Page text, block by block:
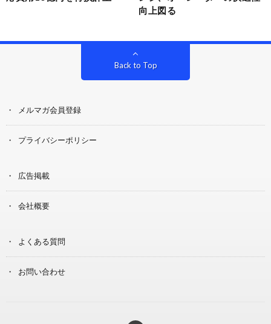
向上図る
Back to Top
メルマガ会員登録
プライバシーポリシー
広告掲載
会社概要
よくある質問
お問い合わせ